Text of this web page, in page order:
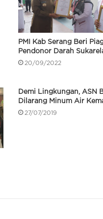
PMI Kab Serang Beri
Pendonor Darah
20/09/2022
Demi Lingkungan, ASN
Dilarang Minum Air
27/07/2019